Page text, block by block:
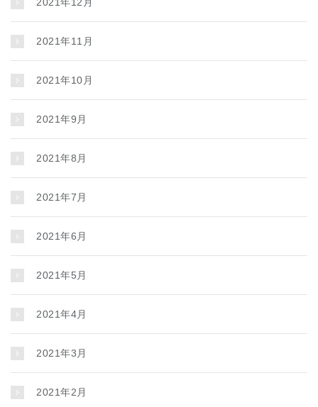
2021年11月
2021年10月
2021年9月
2021年8月
2021年7月
2021年6月
2021年5月
2021年4月
2021年3月
2021年2月